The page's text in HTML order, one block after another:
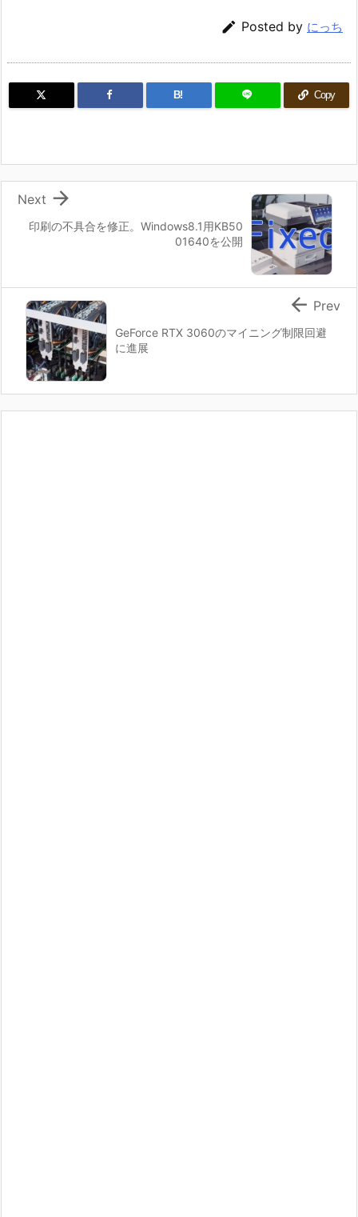
 Posted by にっち
B! Copy
印刷の不具合を修正。Windows8.1用KB50
01640を公開

Next
GeForce RTX 3060のマイニング制限回避
に進展
 Prev